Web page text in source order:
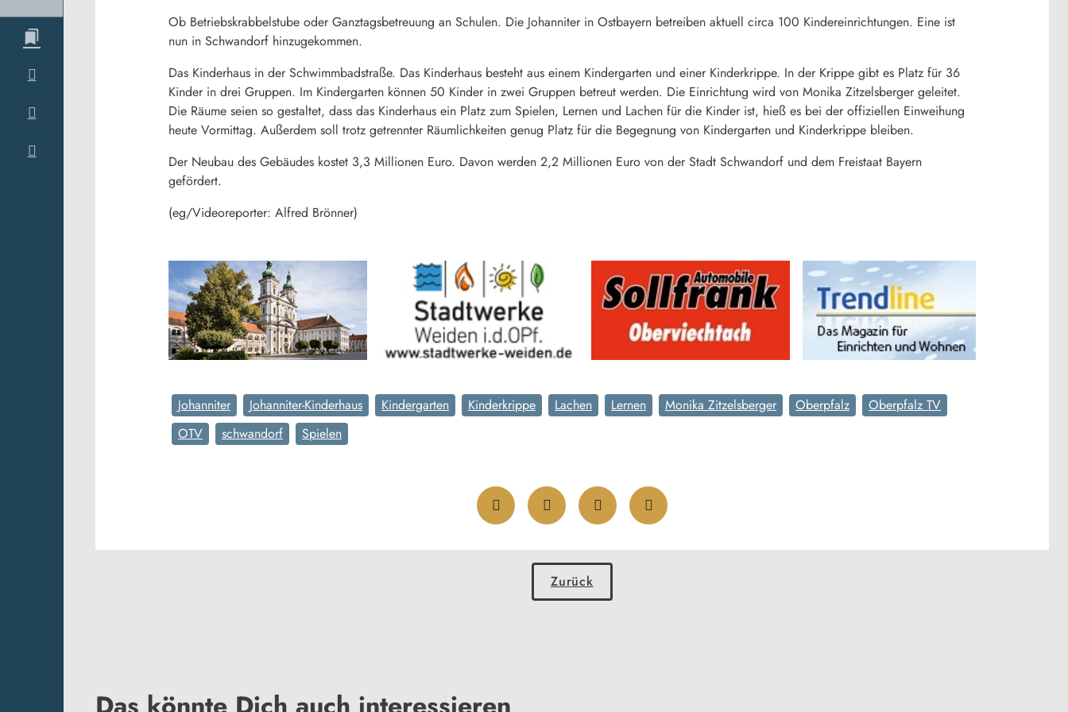
Ob Betriebskrabbelstube oder Ganztagsbetreuung an Schulen. Die Johanniter in Ostbayern betreiben aktuell circa 100 Kindereinrichtungen. Eine ist
nun in Schwandorf hinzugekommen.
Das Kinderhaus in der Schwimmbadstraße. Das Kinderhaus besteht aus einem Kindergarten und einer Kinderkrippe. In der Krippe gibt es Platz für 36
Kinder in drei Gruppen. Im Kindergarten können 50 Kinder in zwei Gruppen betreut werden. Die Einrichtung wird von Monika Zitzelsberger geleitet.
Die Räume seien so gestaltet, dass das Kinderhaus ein Platz zum Spielen, Lernen und Lachen für die Kinder ist, hieß es bei der offiziellen Einweihung
heute Vormittag. Außerdem soll trotz getrennter Räumlichkeiten genug Platz für die Begegnung von Kindergarten und Kinderkrippe bleiben.
Der Neubau des Gebäudes kostet 3,3 Millionen Euro. Davon werden 2,2 Millionen Euro von der Stadt Schwandorf und dem Freistaat Bayern
gefördert.
(eg/Videoreporter: Alfred Brönner)
Johanniter Johanniter-Kinderhaus Kindergarten Kinderkrippe Lachen Lernen Monika Zitzelsberger Oberpfalz
Oberpfalz TV
OTV
schwandorf Spielen
Zurück